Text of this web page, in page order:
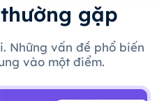
gặp
Những vấn đề phổ biến
vào một điểm.